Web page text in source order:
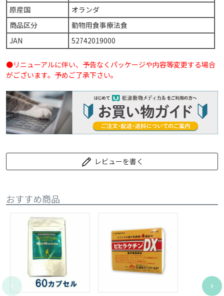
原産国
オランダ
商品区分
動物用食事療法食
JAN
52742019000
●リニューアルに伴い、予告なくパッケージや内容等変更する場合
がございます。予めご了承下さい。
レビューを書く
おすすめ商品